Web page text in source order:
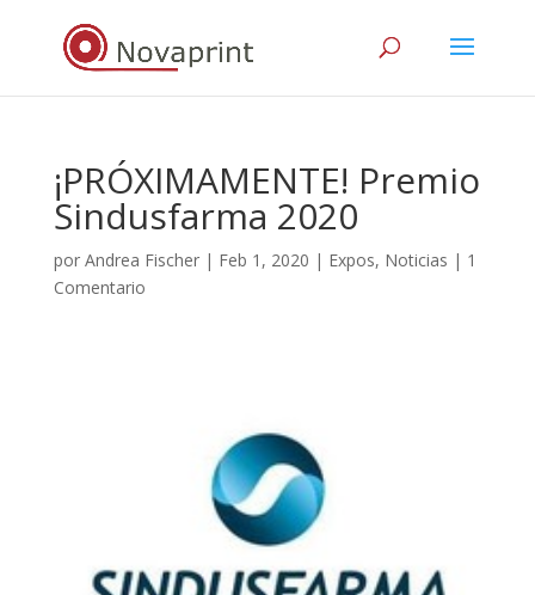
¡PRÓXIMAMENTE! Premio
Sindusfarma 2020
por Andrea Fischer| Feb 1, 2020 | Expos, Noticias | 1
Comentario